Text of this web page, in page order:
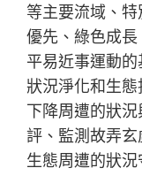
等主要流域、
優先、綠色成
平易近事運動
狀況淨化和生態
下降周遭的狀
評、監測故弄
生態周遭的狀